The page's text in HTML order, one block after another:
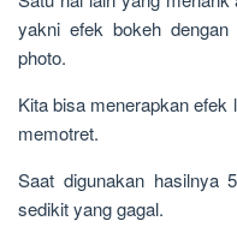
yakni efek bokeh
photo.
Kita bisa menerapkan efek
memotret.
Saat digunakan hasilnya
sedikit yang gagal.